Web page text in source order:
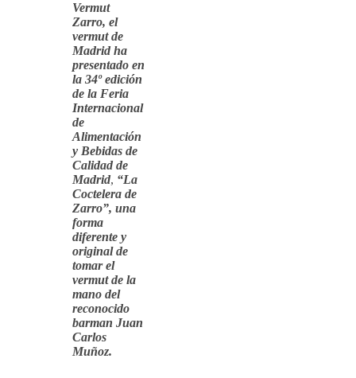
Vermut
Zarro, el
vermut de
Madrid ha
presentado en
la 34º edición
de la Feria
Internacional
de
Alimentación
y Bebidas de
Calidad de
Madrid, “La
Coctelera de
Zarro”, una
forma
diferente y
original de
tomar el
vermut de la
mano del
reconocido
barman Juan
Carlos
Muñoz.